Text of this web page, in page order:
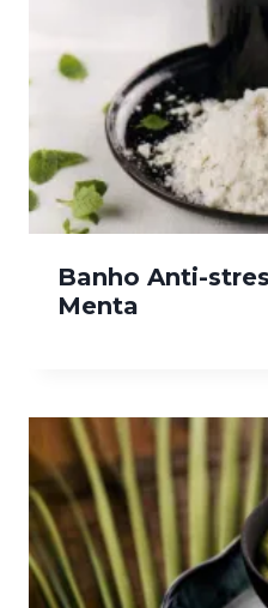
Banho Anti-
Menta